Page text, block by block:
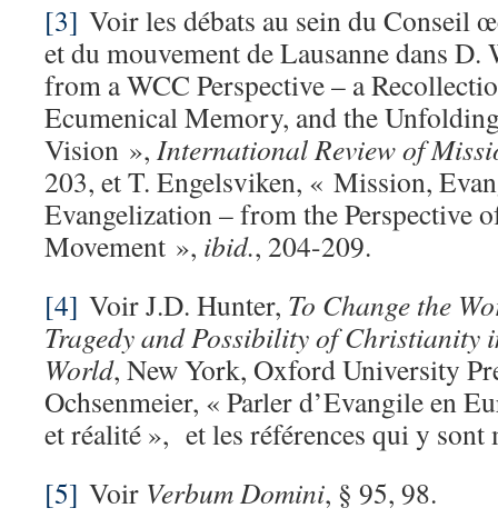
[3] Voir les débats au sein du Conseil
et du mouvement de Lausanne dans
from a WCC Perspective – a
Ecumenical Memory, and the
Vision », International Review of
203, et T. Engelsviken, « Mission,
Evangelization – from the Perspective
Movement », ibid., 204-209.
[4] Voir J.D. Hunter, To Change the
Tragedy and Possibility of Christianity
World, New York, Oxford University
Ochsenmeier, « Parler d’Evangile en
et réalité », et les références qui y sont
[5] Voir Verbum Domini, § 95, 98.